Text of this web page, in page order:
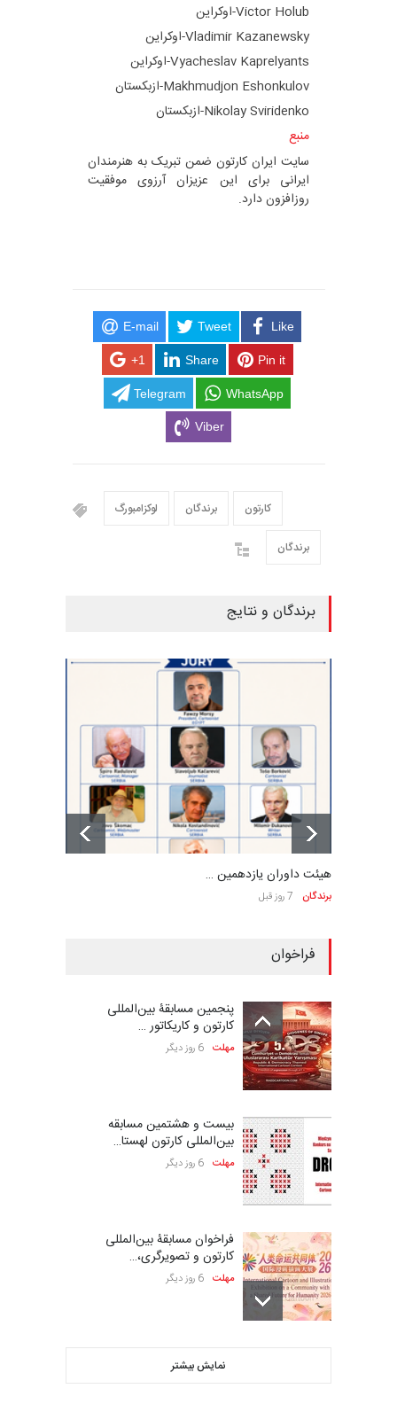
Victor Holub-اوکراین
Vladimir Kazanewsky-اوکراین
Vyacheslav Kaprelyants-اوکراین
Makhmudjon Eshonkulov-ازبکستان
Nikolay Sviridenko-ازبکستان
منبع
سایت ایران کارتون ضمن تبریک به هنرمندان
ایرانی برای این عزیزان آرزوی موفقیت
روزافزون دارد.
E-mail Tweet Like
+1 Share Pin it
Telegram WhatsApp
Viber
لوکزامبورگ برندگان کارتون
برندگان
برندگان و نتایج
هیئت داوران یازدهمین …
برندگان 7 روز قبل
فراخوان
پنجمین مسابقۀ بین‌المللی
کارتون و کاریکاتور …
مهلت 6 روز دیگر
بیست و هشتمین مسابقه
بین‌المللی کارتون لهستا…
مهلت 6 روز دیگر
فراخوان مسابقۀ بین‌المللی
کارتون و تصویرگری،…
مهلت 6 روز دیگر
ششمین جشنواره بین‌المللی
کاریکاتور CIK Damad…
نمایش بیشتر